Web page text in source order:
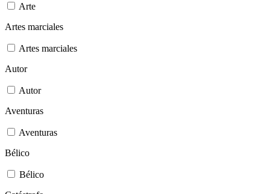
Arte
Artes marciales
Artes marciales
Autor
Autor
Aventuras
Aventuras
Bélico
Bélico